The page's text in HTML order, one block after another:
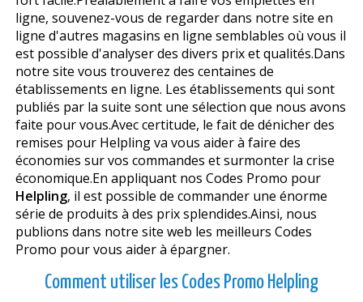
ligne, souvenez-vous de regarder dans notre site en
ligne d'autres magasins en ligne semblables où vous il
est possible d'analyser des divers prix et qualités.Dans
notre site vous trouverez des centaines de
établissements en ligne. Les établissements qui sont
publiés par la suite sont une sélection que nous avons
faite pour vous.Avec certitude, le fait de dénicher des
remises pour Helpling va vous aider à faire des
économies sur vos commandes et surmonter la crise
économique.En appliquant nos Codes Promo pour
Helpling, il est possible de commander une énorme
série de produits à des prix splendides.Ainsi, nous
publions dans notre site web les meilleurs Codes
Promo pour vous aider à épargner.
Comment utiliser les Codes Promo Helpling